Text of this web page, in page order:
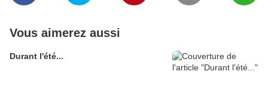
Vous aimerez aussi
Durant l'été...